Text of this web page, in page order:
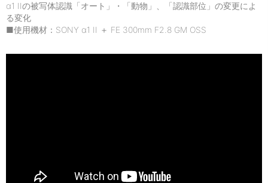
α1 IIの被写体認識「オート」・「動物」、「認識部位」の変更によ
る変化
■使用機材：SONY α1 II ＋ FE 300mm F2.8 GM OSS